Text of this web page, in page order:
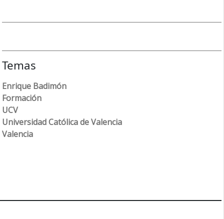
Temas
Enrique Badimón
Formación
UCV
Universidad Católica de Valencia
Valencia